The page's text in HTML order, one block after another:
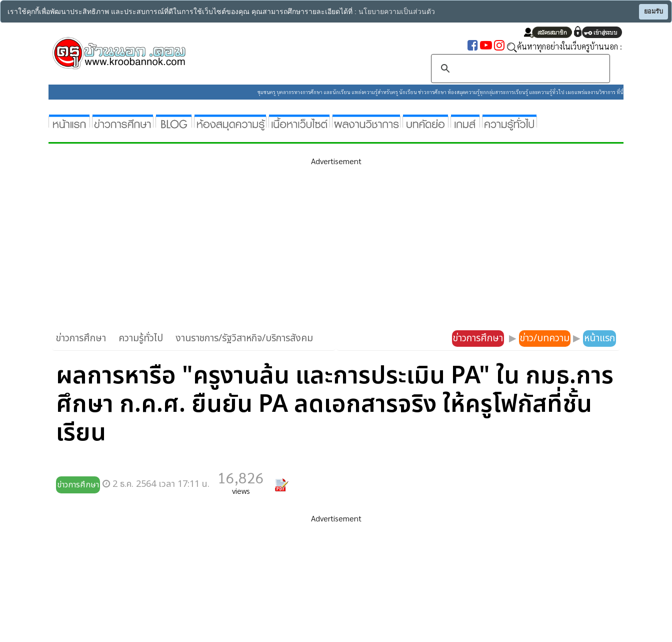
เราใช้คุกกี้เพื่อพัฒนาประสิทธิภาพ และประสบการณ์ที่ดีในการใช้เว็บไซต์ของคุณ คุณสามารถศึกษารายละเอียดได้ที่ : นโยบายความเป็นส่วนตัว ยอมรับ
ค้นหาทุกอย่างในเว็บครูบ้านนอก :
ชุมชนครู บุคลากรทางการศึกษา และนักเรียน แหล่งความรู้สำหรับครู นักเรียน ข่าวการศึกษา ห้องสมุดความรู้ทุกกลุ่มสาระการเรียนรู้ และความรู้ทั่วไป เผยแพร่ผลงานวิชาการ ที่นี่
Advertisement
ข่าวการศึกษา ความรู้ทั่วไป งานราชการ/รัฐวิสาหกิจ/บริการสังคม ข่าวการศึกษา ▶ ข่าว/บทความ ▶ หน้าแรก
ผลการหารือ "ครูงานล้น และการประเมิน PA" ใน กมธ.การ
ศึกษา ก.ค.ศ. ยืนยัน PA ลดเอกสารจริง ให้ครูโฟกัสที่ชั้น
เรียน
ข่าวการศึกษา 2 ธ.ค. 2564 เวลา 17:11 น. 16,826
views
Advertisement